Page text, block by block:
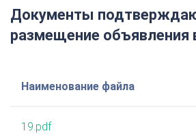
Документы
размещение объявления
Наименование файла
19.pdf